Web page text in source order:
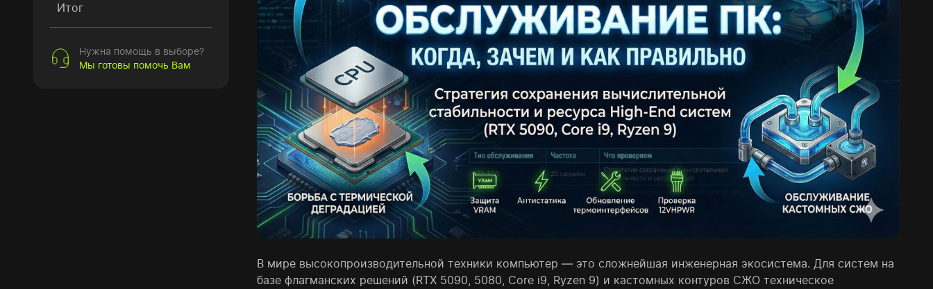
Итог
Нужна помощь в выборе?
Мы готовы помочь Вам
В мире высокопроизводительной техники компьютер — это сложнейшая инженерная экосистема. Для систем на
базе флагманских решений (RTX 5090, 5080, Core i9, Ryzen 9) и кастомных контуров СЖО техническое